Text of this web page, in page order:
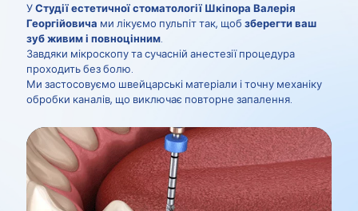
УСтудії естетичної стоматології Шкіпора Валерія
Георгійовича ми лікуємо пульпіт так, щоб зберегти ваш
зуб живим і повноцінним.
Завдяки мікроскопу та сучасній анестезії процедура
проходить без болю.
Ми застосовуємо швейцарські матеріали і точну механіку
обробки каналів, що виключає повторне запалення.